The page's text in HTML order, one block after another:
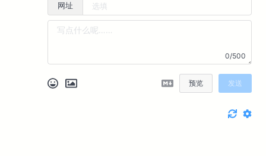
网址
0/500
预览 发送